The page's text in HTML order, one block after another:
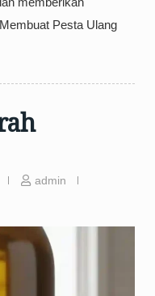
Pesta Ulang
admin